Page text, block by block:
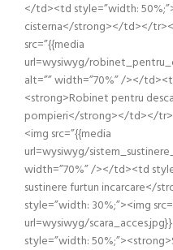
</td><td style=”width:
cisterna</strong></td></
src=”{{media
url=wysiwyg/
alt=”” width=”70%” /></
<strong>Robinet pentru
pompieri</strong></td></
<img src=”{{media
url=wysiwyg/
width=”70%” /></td><td
sustinere furtun incarcare</
style=”width: 30%;”><img
url=wysiwyg/
style=”width: